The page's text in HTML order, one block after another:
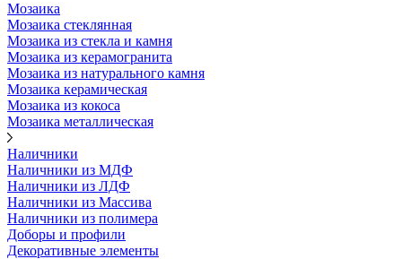
Мозаика
Мозаика стеклянная
Мозаика из стекла и камня
Мозаика из керамогранита
Мозаика из натурального камня
Мозаика керамическая
Мозаика из кокоса
Мозаика металлическая
Наличники
Наличники из МДФ
Наличники из ЛДФ
Наличники из Массива
Наличники из полимера
Доборы и профили
Декоративные элементы